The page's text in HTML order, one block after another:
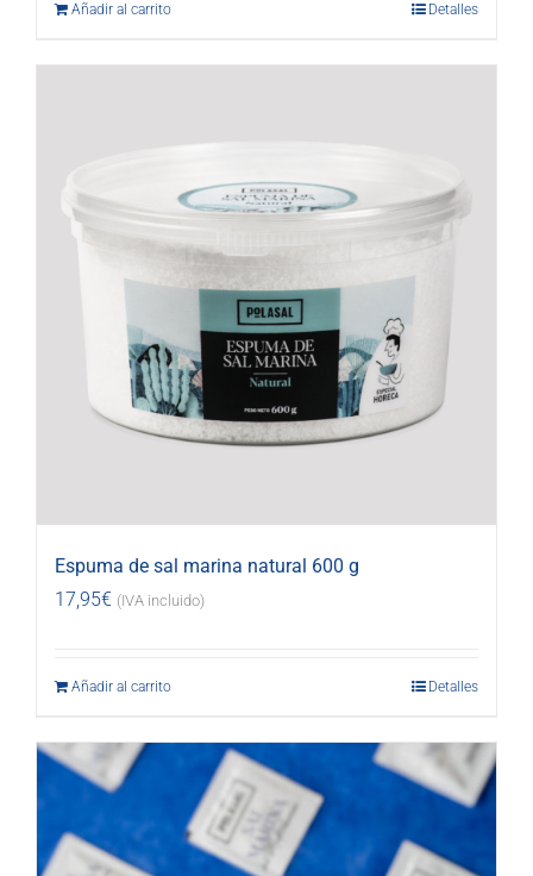
Añadir al carrito Detalles
Espuma de sal marina natural 600 g
17,95€ (IVA incluido)
Añadir al carrito Detalles